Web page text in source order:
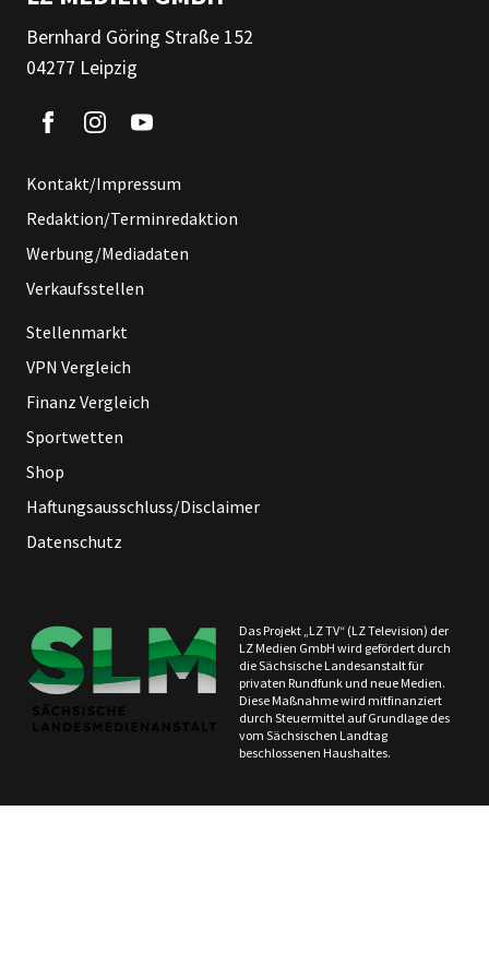
Bernhard Göring Straße 152
04277 Leipzig
Kontakt/Impressum
Redaktion/Terminredaktion
Werbung/Mediadaten
Verkaufsstellen
Stellenmarkt
VPN Vergleich
Finanz Vergleich
Sportwetten
Shop
Haftungsausschluss/Disclaimer
Datenschutz
Das Projekt „LZ TV“ (LZ Television) der
LZ Medien GmbH wird gefördert durch
die Sächsische Landesanstalt für
privaten Rundfunk und neue Medien.
Diese Maßnahme wird mitfinanziert
durch Steuermittel auf Grundlage des
vom Sächsischen Landtag
beschlossenen Haushaltes.